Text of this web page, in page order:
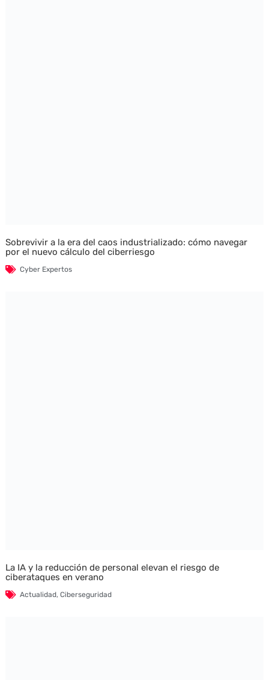
Sobrevivir a la era del caos industrializado: cómo navegar
por el nuevo cálculo del ciberriesgo
Cyber Expertos
La IA y la reducción de personal elevan el riesgo de
ciberataques en verano
Actualidad, Ciberseguridad